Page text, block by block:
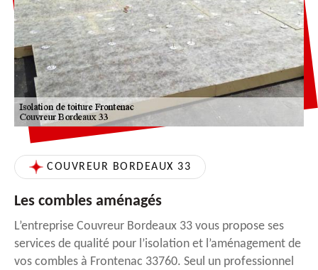
COUVREUR BORDEAUX 33
Les combles aménagés
L’entreprise Couvreur Bordeaux 33 vous propose ses
services de qualité pour l’isolation et l’aménagement de
vos combles à Frontenac 33760. Seul un professionnel